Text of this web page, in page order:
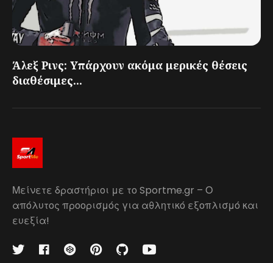
Άλεξ Ρινς: Υπάρχουν ακόμα μερικές θέσεις
διαθέσιμες...
Μείνετε δραστήριοι με το Sportme.gr – Ο
απόλυτος προορισμός για αθλητικό εξοπλισμό και
ευεξία!